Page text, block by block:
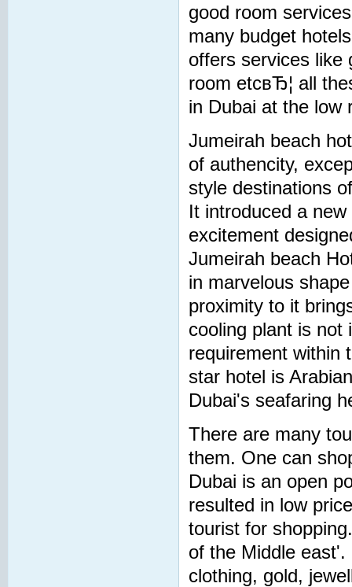
good room
many budget
offers services like
room etcвЂ¦ all
in Dubai at the low
Jumeirah beach
of authencity,
style destinations
It introduced a
excitement
Jumeirah beach
in marvelous
proximity to it
cooling plant is not
requirement within
star hotel is
Dubai's seafaring
There are many
them. One can
Dubai is an open
resulted in low
tourist for
of the Middle
clothing, gold,